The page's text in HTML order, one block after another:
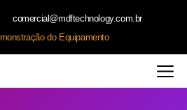
comercial@mdftechnology.com.br
do Equipamento